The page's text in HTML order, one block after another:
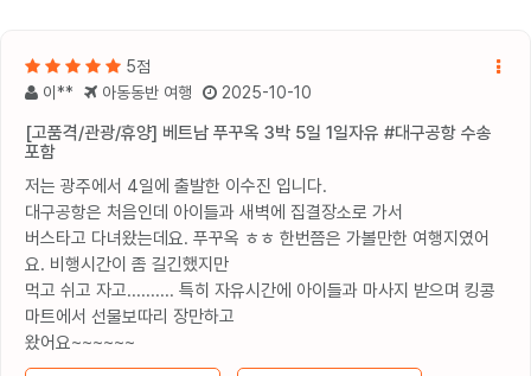
5점
이**
아동동반 여행 2025-10-10
[고품격/관광/휴양] 베트남 푸꾸옥 3박 5일 1일자유 #대구공항 수송
포함
저는 광주에서 4일에 출발한 이수진 입니다.
대구공항은 처음인데 아이들과 새벽에 집결장소로 가서
버스타고 다녀왔는데요. 푸꾸옥 ㅎㅎ 한번쯤은 가볼만한 여행지였어
요. 비행시간이 좀 길긴했지만
먹고 쉬고 자고.......... 특히 자유시간에 아이들과 마사지 받으며 킹콩
마트에서 선물보따리 장만하고
왔어요~~~~~~